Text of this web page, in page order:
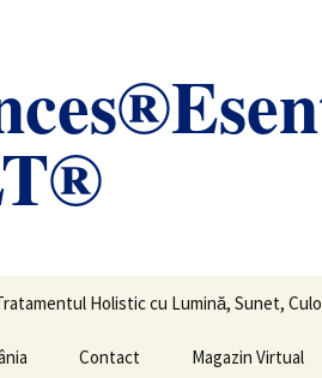
Holistic cu Lumină, Sunet,
Contact Magazin Virtual